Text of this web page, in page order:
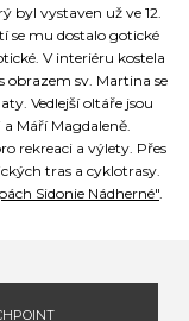
byl vystaven už ve 12.
se mu dostalo gotické
V interiéru kostela
obrazem sv. Martina se
Vedlejší oltáře jsou
Máří Magdaleně.
rekreaci a výlety. Přes
tras a cyklotrasy.
Sidonie Nádherné".